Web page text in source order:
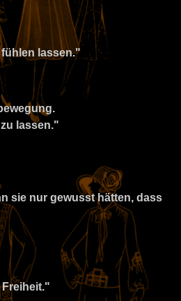
lassen."
lassen."
sie nur gewusst hätten, dass